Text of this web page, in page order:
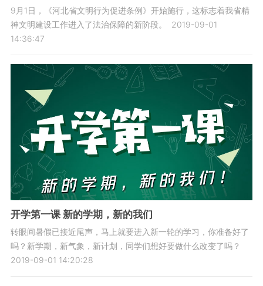
9月1日，《河北省文明行为促进条例》开始施行，这标志着我省精
神文明建设工作进入了法治保障的新阶段。
2019-09-01
14:36:47
开学第一课 新的学期，新的我们
转眼间暑假已接近尾声，马上就要进入新一轮的学习，你准备好了
吗？新学期，新气象，新计划，同学们想好要做什么改变了吗？
2019-09-01 14:20:28